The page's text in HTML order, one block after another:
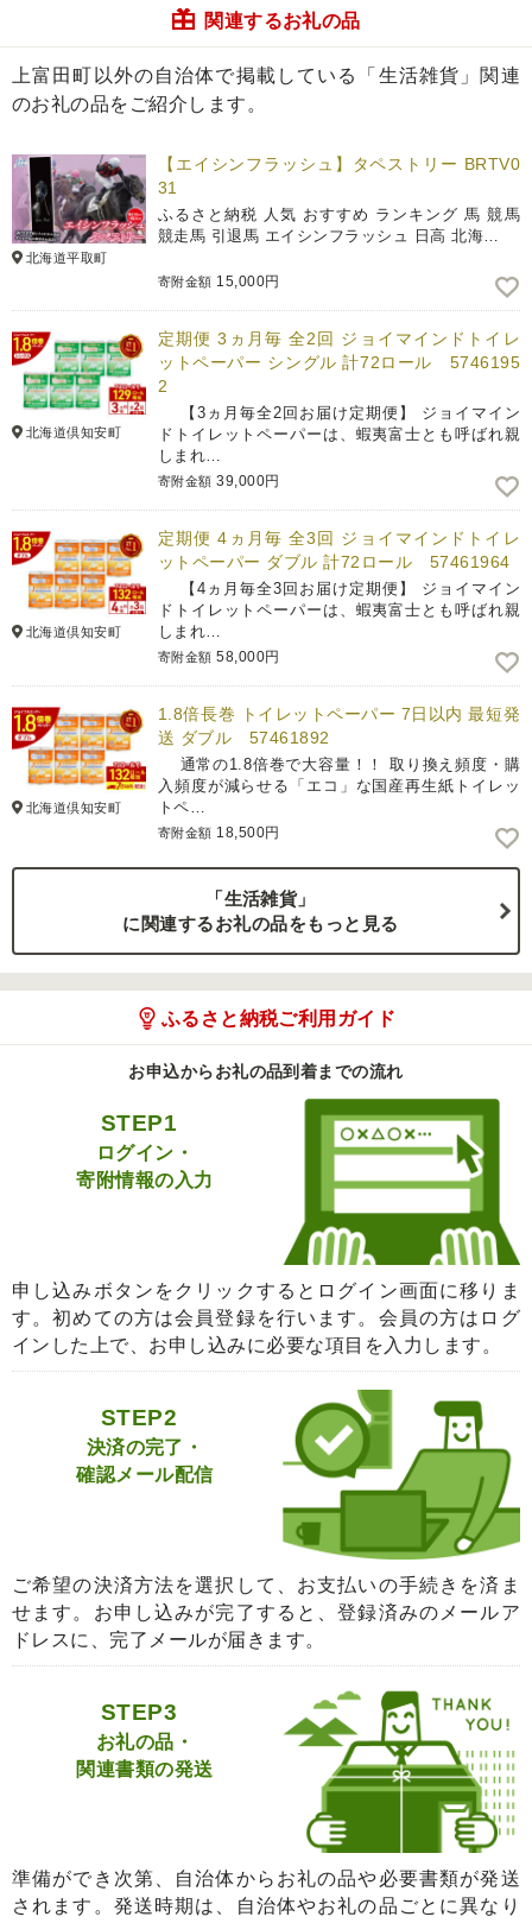
関連するお礼の品
上富田町以外の自治体で掲載している「生活雑貨」関連
のお礼の品をご紹介します。
北海道平取町
【エイシンフラッシュ】タペストリー BRTV0
31
ふるさと納税 人気 おすすめ ランキング 馬 競馬
競走馬 引退馬 エイシンフラッシュ 日高 北海…
寄附金額 15,000円
北海道倶知安町
定期便 3ヵ月毎 全2回 ジョイマインドトイレ
ットペーパー シングル 計72ロール 5746195
2
【3ヵ月毎全2回お届け定期便】 ジョイマイン
ドトイレットペーパーは、蝦夷富士とも呼ばれ親
しまれ…
寄附金額 39,000円
北海道倶知安町
定期便 4ヵ月毎 全3回 ジョイマインドトイレ
ットペーパー ダブル 計72ロール 57461964
【4ヵ月毎全3回お届け定期便】 ジョイマイン
ドトイレットペーパーは、蝦夷富士とも呼ばれ親
しまれ…
寄附金額 58,000円
北海道倶知安町
1.8倍長巻 トイレットペーパー 7日以内 最短発
送 ダブル 57461892
通常の1.8倍巻で大容量！！ 取り換え頻度・購
入頻度が減らせる「エコ」な国産再生紙トイレッ
トペ…
寄附金額 18,500円
「生活雑貨」
に関連するお礼の品をもっと見る
ふるさと納税ご利用ガイド
お申込からお礼の品到着までの流れ
STEP1
ログイン・
寄附情報の入力
申し込みボタンをクリックするとログイン画面に移りま
す。初めての方は会員登録を行います。会員の方はログ
インした上で、お申し込みに必要な項目を入力します。
STEP2
決済の完了・
確認メール配信
ご希望の決済方法を選択して、お支払いの手続きを済ま
せます。お申し込みが完了すると、登録済みのメールア
ドレスに、完了メールが届きます。
STEP3
お礼の品・
関連書類の発送
準備ができ次第、自治体からお礼の品や必要書類が発送
されます。発送時期は、自治体やお礼の品ごとに異なり